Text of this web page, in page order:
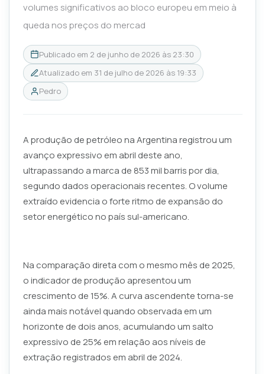
volumes significativos ao bloco europeu em meio à
queda nos preços do mercad
Publicado em 2 de junho de 2026 às 23:30
Atualizado em 31 de julho de 2026 às 19:33
Pedro
A produção de petróleo na Argentina registrou um
avanço expressivo em abril deste ano,
ultrapassando a marca de 853 mil barris por dia,
segundo dados operacionais recentes. O volume
extraído evidencia o forte ritmo de expansão do
setor energético no país sul-americano.
Na comparação direta com o mesmo mês de 2025,
o indicador de produção apresentou um
crescimento de 15%. A curva ascendente torna-se
ainda mais notável quando observada em um
horizonte de dois anos, acumulando um salto
expressivo de 25% em relação aos níveis de
extração registrados em abril de 2024.